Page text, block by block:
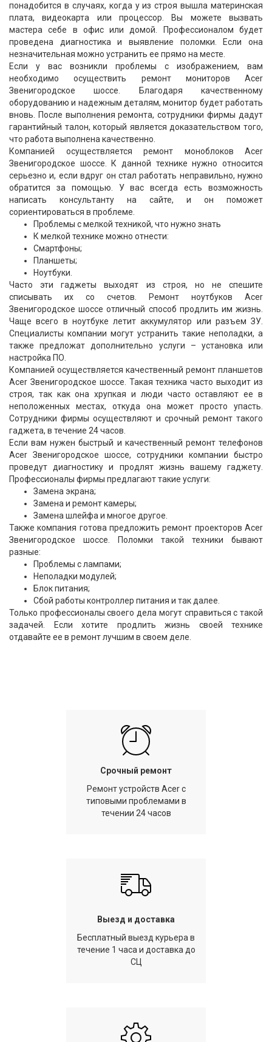
понадобится в случаях, когда у из строя вышла материнская
плата, видеокарта или процессор. Вы можете вызвать
мастера себе в офис или домой. Профессионалом будет
проведена диагностика и выявление поломки. Если она
незначительная можно устранить ее прямо на месте.
Если у вас возникли проблемы с изображением, вам
необходимо осуществить ремонт мониторов Acer
Звенигородское шоссе. Благодаря качественному
оборудованию и надежным деталям, монитор будет работать
вновь. После выполнения ремонта, сотрудники фирмы дадут
гарантийный талон, который является доказательством того,
что работа выполнена качественно.
Компанией осуществляется ремонт моноблоков Acer
Звенигородское шоссе. К данной технике нужно относится
серьезно и, если вдруг он стал работать неправильно, нужно
обратится за помощью. У вас всегда есть возможность
написать консультанту на сайте, и он поможет
сориентироваться в проблеме.
Проблемы с мелкой техникой, что нужно знать
К мелкой технике можно отнести:
Смартфоны;
Планшеты;
Ноутбуки.
Часто эти гаджеты выходят из строя, но не спешите
списывать их со счетов. Ремонт ноутбуков Acer
Звенигородское шоссе отличный способ продлить им жизнь.
Чаще всего в ноутбуке летит аккумулятор или разъем ЗУ.
Специалисты компании могут устранить такие неполадки, а
также предложат дополнительно услуги – установка или
настройка ПО.
Компанией осуществляется качественный ремонт планшетов
Acer Звенигородское шоссе. Такая техника часто выходит из
строя, так как она хрупкая и люди часто оставляют ее в
неположенных местах, откуда она может просто упасть.
Сотрудники фирмы осуществляют и срочный ремонт такого
гаджета, в течение 24 часов.
Если вам нужен быстрый и качественный ремонт телефонов
Acer Звенигородское шоссе, сотрудники компании быстро
проведут диагностику и продлят жизнь вашему гаджету.
Профессионалы фирмы предлагают такие услуги:
Замена экрана;
Замена и ремонт камеры;
Замена шлейфа и многое другое.
Также компания готова предложить ремонт проекторов Acer
Звенигородское шоссе. Поломки такой техники бывают
разные:
Проблемы с лампами;
Неполадки модулей;
Блок питания;
Сбой работы контроллер питания и так далее.
Только профессионалы своего дела могут справиться с такой
задачей. Если хотите продлить жизнь своей технике
отдавайте ее в ремонт лучшим в своем деле.
Срочный ремонт
Ремонт устройств Acer с
типовыми проблемами в
течении 24 часов
Выезд и доставка
Бесплатный выезд курьера в
течение 1 часа и доставка до
СЦ